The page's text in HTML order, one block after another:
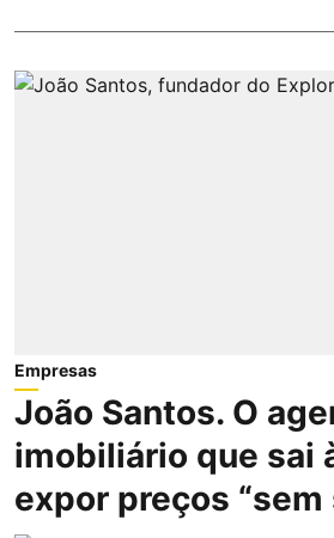
Empresas
João Santos. O
imobiliário que sai
expor preços “sem